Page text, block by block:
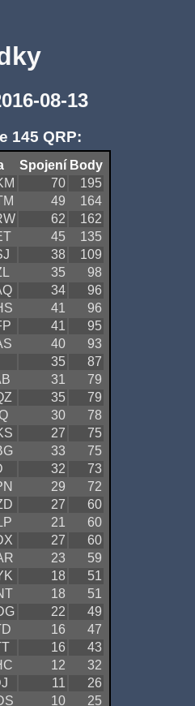
08-13
145 QRP:
Spojení Body
70
195
49
164
62
162
45
135
38
109
35
98
34
96
41
96
41
95
40
93
35
87
31
79
35
79
30
78
27
75
33
75
32
73
29
72
27
60
21
60
27
60
23
59
18
51
18
51
22
49
16
47
16
43
12
32
11
26
10
25